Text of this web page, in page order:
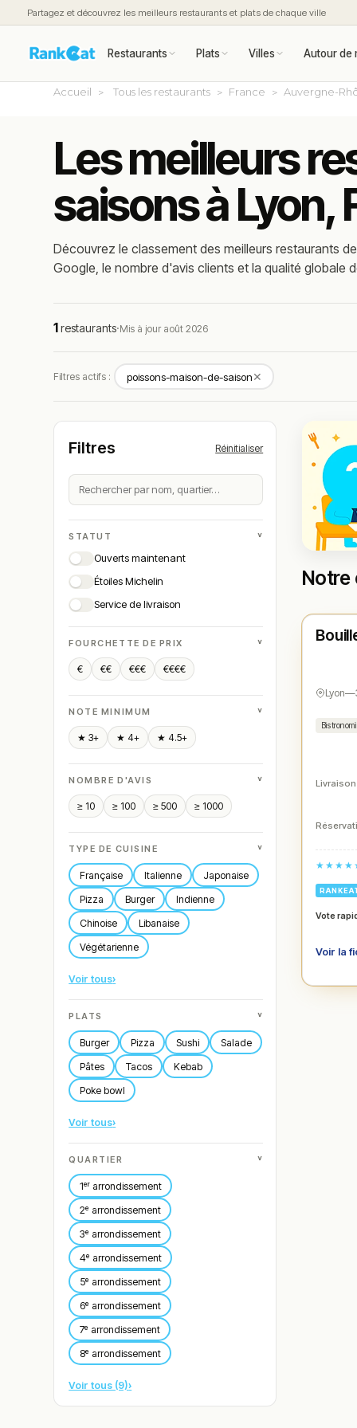
Partagez et découvrez les meilleurs restaurants et plats de chaque ville
Restaurants Plats Villes Autour de
Accueil Tous les restaurants France Auvergne-
Les meilleurs
saisons à Lyon,
Découvrez le classement des meilleurs restaurants
Google, le nombre d'avis clients et la qualité globale
1restaurants·Mis à jour août 2026
Filtres actifs : poissons-maison-de-saison✕
Filtres Réinitialiser
STATUT ˅
Ouverts maintenant
Étoiles Michelin
Service de livraison
FOURCHETTE DE PRIX ˅
€ €€ €€€ €€€€
NOTE MINIMUM ˅
★ 3+ ★ 4+ ★ 4.5+
NOMBRE D'AVIS ˅
≥ 10 ≥ 100 ≥ 500 ≥ 1000
TYPE DE CUISINE ˅
Française Italienne
Japonaise
Pizza
Burger
Indienne
Chinoise
Libanaise
Végétarienne
Voir tous›
PLATS ˅
Burger Pizza Sushi
Salade
Pâtes
Tacos
Kebab
Poke bowl
Voir tous›
QUARTIER ˅
1ᵉʳ arrondissement
2ᵉ arrondissement
3ᵉ arrondissement
4ᵉ arrondissement
5ᵉ arrondissement
6ᵉ arrondissement
7ᵉ arrondissement
8ᵉ arrondissement
Voir tous (9)›
Notre
★ N°
Lyon—
Vote
Voir la